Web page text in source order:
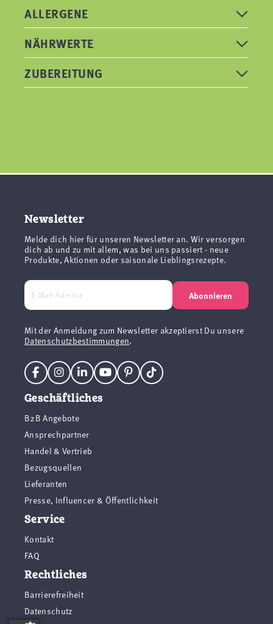
ALLERGENE
NÄHRWERTE
ZUBEREITUNG
Newsletter
Melde dich hier für unseren Newsletter an. Wir versorgen
dich ab und zu mit allem, was bei uns passiert - neue
Produkte, Aktionen oder saisonale Lieblingsrezepte.
Abonnieren
Mit der Anmeldung zum Newsletter akzeptierst Du unsere
Datenschutzbestimmungen.
Geschäftliches
B2B Angebote
Ansprechpartner
Handel & Vertrieb
Bezugsquellen
Lieferanten
Presse, Influencer & Öffentlichkeit
Service
Kontakt
FAQ
Rechtliches
Barrierefreiheit
Datenschutz